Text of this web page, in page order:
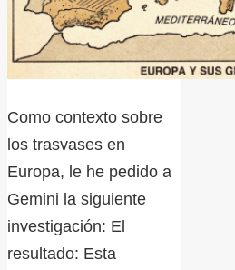
Como contexto sobre
los trasvases en
Europa, le he pedido a
Gemini la siguiente
investigación: El
resultado: Esta